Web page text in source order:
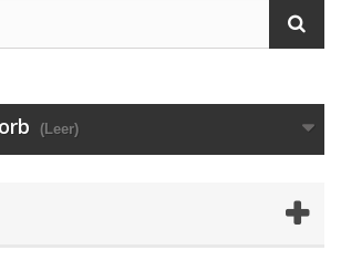
(Leer)